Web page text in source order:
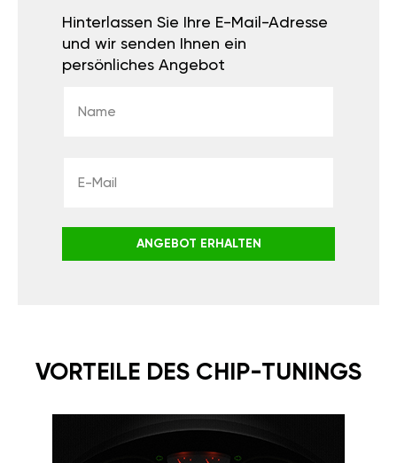
Hinterlassen Sie Ihre E-Mail-Adresse
und wir senden Ihnen ein
persönliches Angebot
ANGEBOT ERHALTEN
VORTEILE DES CHIP-TUNINGS